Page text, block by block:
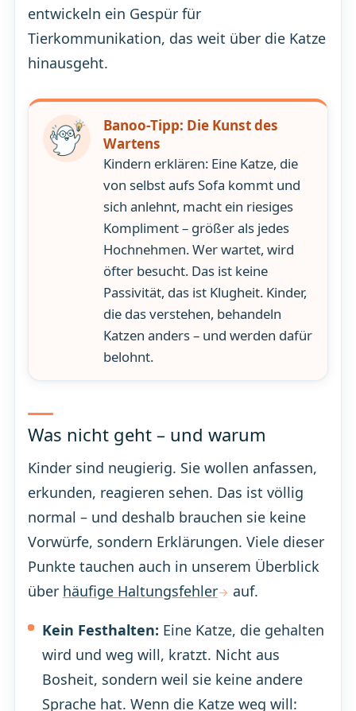
entwickeln ein Gespür für
Tierkommunikation, das weit über die Katze
hinausgeht.
Banoo-Tipp: Die Kunst des
Wartens
Kindern erklären: Eine Katze, die
von selbst aufs Sofa kommt und
sich anlehnt, macht ein riesiges
Kompliment – größer als jedes
Hochnehmen. Wer wartet, wird
öfter besucht. Das ist keine
Passivität, das ist Klugheit. Kinder,
die das verstehen, behandeln
Katzen anders – und werden dafür
belohnt.
Was nicht geht – und warum
Kinder sind neugierig. Sie wollen anfassen,
erkunden, reagieren sehen. Das ist völlig
normal – und deshalb brauchen sie keine
Vorwürfe, sondern Erklärungen. Viele dieser
Punkte tauchen auch in unserem Überblick
über häufige Haltungsfehler auf.
Kein Festhalten: Eine Katze, die gehalten
wird und weg will, kratzt. Nicht aus
Bosheit, sondern weil sie keine andere
Sprache hat. Wenn die Katze weg will: